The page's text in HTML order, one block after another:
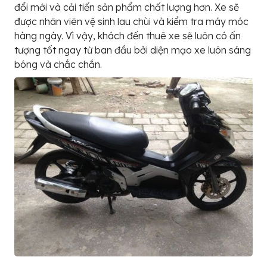
đổi mới và cải tiến sản phẩm chất lượng hơn. Xe sẽ
được nhân viên vệ sinh lau chùi và kiểm tra máy móc
hàng ngày. Vì vậy, khách đến thuê xe sẽ luôn có ấn
tượng tốt ngay từ ban đầu bởi diện mạo xe luôn sáng
bóng và chắc chắn.